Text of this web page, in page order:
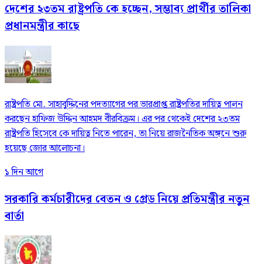
দেশের ২৩তম রাষ্ট্রপতি কে হচ্ছেন, সম্ভাব্য প্রার্থীর তালিকা
প্রধানমন্ত্রীর কাছে
রাষ্ট্রপতি মো. সাহাবুদ্দিনের পদত্যাগের পর ভারপ্রাপ্ত রাষ্ট্রপতির দায়িত্ব পালন
করছেন হাফিজ উদ্দিন আহমদ বীরবিক্রম। এর পর থেকেই দেশের ২৩তম
রাষ্ট্রপতি হিসেবে কে দায়িত্ব নিতে পারেন, তা নিয়ে রাজনৈতিক অঙ্গনে শুরু
হয়েছে জোর আলোচনা।
১ দিন আগে
সরকারি কর্মচারীদের বেতন ও গ্রেড নিয়ে প্রতিমন্ত্রীর নতুন
বার্তা